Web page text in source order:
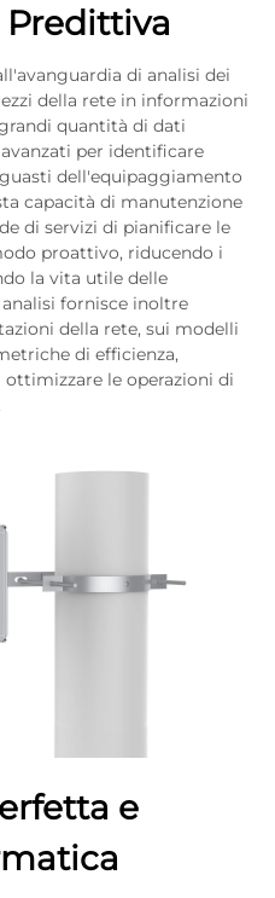
di analisi dei
della rete in informazioni
quantità di dati
per identificare
dell'equipaggiamento
capacità di manutenzione
di servizi di pianificare le
proattivo, riducendo i
la vita utile delle
fornisce inoltre
della rete, sui modelli
di efficienza,
le operazioni di
e